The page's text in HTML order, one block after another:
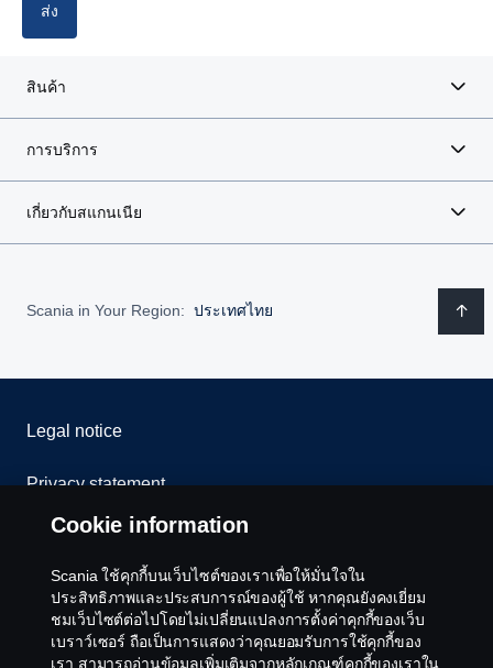
ส่ง
สินค้า
การบริการ
เกี่ยวกับสแกนเนีย
Scania in Your Region: ประเทศไทย
Legal notice
Privacy statement
Cookies
Contact us
Whistleblowing
Cookie information
Scania ใช้คุกกี้บนเว็บไซต์ของเราเพื่อให้มั่นใจใน
ประสิทธิภาพและประสบการณ์ของผู้ใช้ หากคุณยังคงเยี่ยม
ชมเว็บไซต์ต่อไปโดยไม่เปลี่ยนแปลงการตั้งค่าคุกกี้ของเว็บ
เบราว์เซอร์ ถือเป็นการแสดงว่าคุณยอมรับการใช้คุกกี้ของ
เรา สามารถอ่านข้อมูลเพิ่มเติมจากหลักเกณฑ์คุกกี้ของเราใน